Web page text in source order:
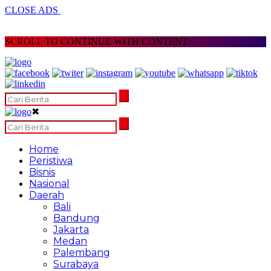
CLOSE ADS
SCROLL TO CONTINUE WITH CONTENT
✖
Home
Peristiwa
Bisnis
Nasional
Daerah
Bali
Bandung
Jakarta
Medan
Palembang
Surabaya